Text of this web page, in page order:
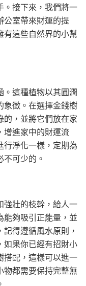
。接下來，我們將一
公室帶來財運的提
有這些自然界的小幫
。這種植物以其圓潤
象徵。在選擇金錢樹
的，並將它們放在家
增進家中的財運流
行淨化一樣，定期為
可少的。
強壯的枝幹，給人一
能夠吸引正能量，並
得遵循風水原則，
如果你已經有招財小
搭配，這樣可以進一
物都需要保持完整無